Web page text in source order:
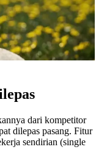
dari kompetitor
dilepas pasang. Fitur
sendirian (single